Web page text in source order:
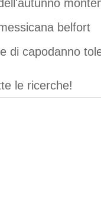
belfort
di capodanno
le ricerche!